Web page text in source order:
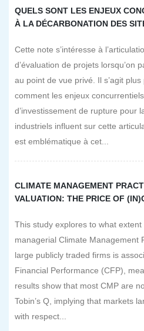
QUELS SONT LES ENJEUX
À LA DÉCARBONATION DES
Cette note s’intéresse à
d’évaluation de projets lorsqu’on
au point de vue privé. Il s’agit
comment les enjeux
d’investissement de rupture pour
industriels influent sur cette
est emblématique à cet...
CLIMATE MANAGEMENT
VALUATION: THE PRICE OF
This study explores to what
managerial Climate Management
large publicly traded firms is
Financial Performance (CFP),
results show that most CMP are
Tobin’s Q, implying that markets
with respect...